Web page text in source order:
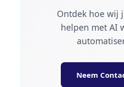
Ontdek hoe wij
helpen met AI
Neem